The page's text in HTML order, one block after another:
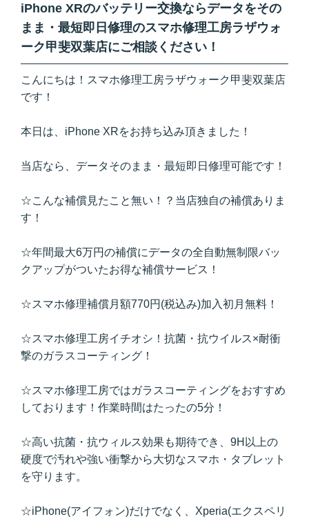
iPhone XRのバッテリー交換ならデータをその
まま・最短即日修理のスマホ修理工房ラザウォ
ーク甲斐双葉店にご相談ください！
こんにちは！スマホ修理工房ラザウォーク甲斐双葉店
です！
本日は、iPhone XRをお持ち込み頂きました！
当店なら、データそのまま・最短即日修理可能です！
☆こんな補償見たこと無い！？当店独自の補償ありま
す！
☆年間最大6万円の補償にデータの全自動無制限バッ
クアップがついたお得な補償サービス！
☆スマホ修理補償月額770円(税込み)加入初月無料！
☆スマホ修理工房イチオシ！抗菌・抗ウイルス×耐衝
撃のガラスコーティング！
☆スマホ修理工房ではガラスコーティングをおすすめ
しております！作業時間はたったの5分！
☆高い抗菌・抗ウィルス効果も期待でき、9H以上の
硬度で汚れや強い衝撃から大切なスマホ・タブレット
を守ります。
☆iPhone(アイフォン)だけでなく、Xperia(エクスペリ